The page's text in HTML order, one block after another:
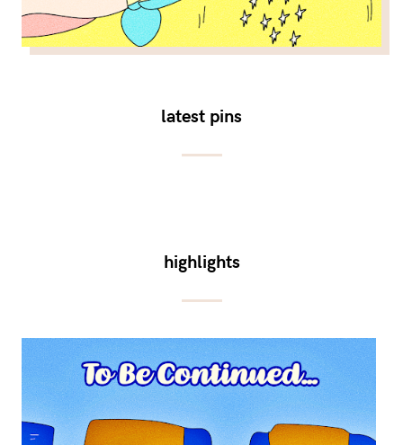
latest pins
highlights